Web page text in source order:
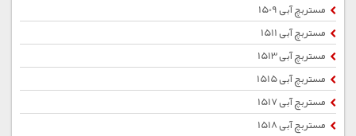
مستربچ آبی 1509
مستربچ آبی 1511
مستربچ آبی 1513
مستربچ آبی 1515
مستربچ آبی 1517
مستربچ آبی 1518